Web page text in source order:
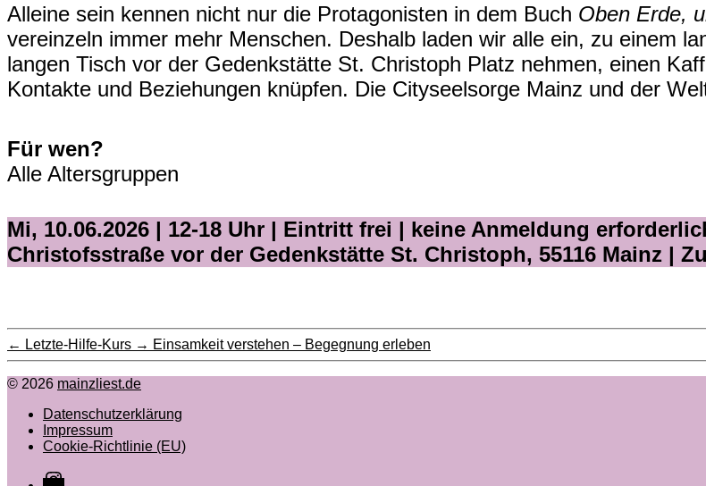
Alleine sein kennen nicht nur die Protagonisten in dem Buch Oben Erde,
vereinzeln immer mehr Menschen. Deshalb laden wir alle ein, zu einem
langen Tisch vor der Gedenkstätte St. Christoph Platz nehmen, einen
Kontakte und Beziehungen knüpfen. Die Cityseelsorge Mainz und der
Für wen?
Alle Altersgruppen
Mi, 10.06.2026 | 12-18 Uhr | Eintritt frei | keine Anmeldung
Christofsstraße vor der Gedenkstätte St. Christoph, 55116 Mainz |
← Letzte-Hilfe-Kurs → Einsamkeit verstehen – Begegnung erleben
© 2026 mainzliest.de
Datenschutzerklärung
Impressum
Cookie-Richtlinie (EU)
Instagram